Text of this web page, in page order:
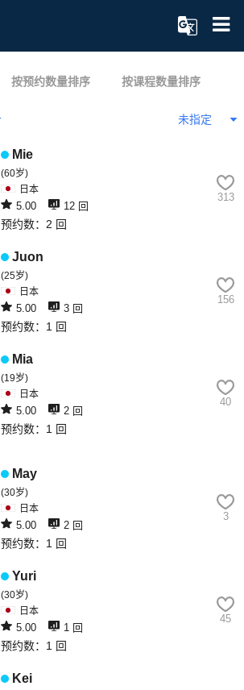
按预约数量排序 按课程数量排序
Mie
(60岁)
日本
5.00 12 回
预约数：2 回
313
Juon
(25岁)
日本
5.00 3 回
预约数：1 回
156
Mia
(19岁)
日本
5.00 2 回
预约数：1 回
40
May
(30岁)
日本
5.00 2 回
预约数：1 回
3
Yuri
(30岁)
日本
5.00 1 回
预约数：1 回
45
Kei